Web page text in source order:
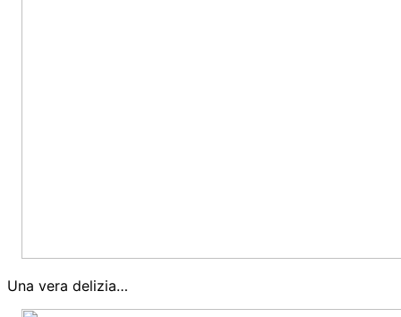
Una vera delizia…